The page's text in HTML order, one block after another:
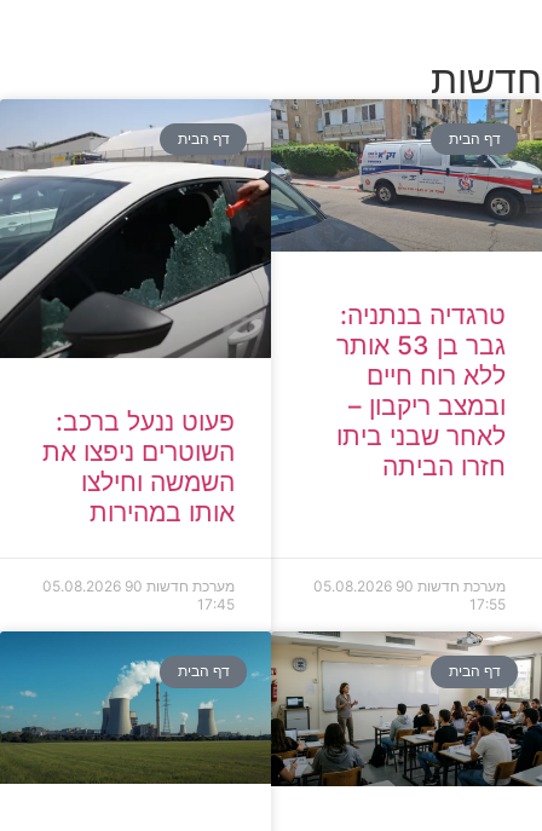
חדשות
דף הבית
טרגדיה בנתניה:
גבר בן 53 אותר
ללא רוח חיים
ובמצב ריקבון –
לאחר שבני ביתו
חזרו הביתה
מערכת חדשות 90
05.08.2026
17:55
דף הבית
פעוט ננעל ברכב:
השוטרים ניפצו את
השמשה וחילצו
אותו במהירות
מערכת חדשות 90
05.08.2026
17:45
דף הבית דף הבית